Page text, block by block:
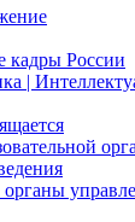
кадры России
|